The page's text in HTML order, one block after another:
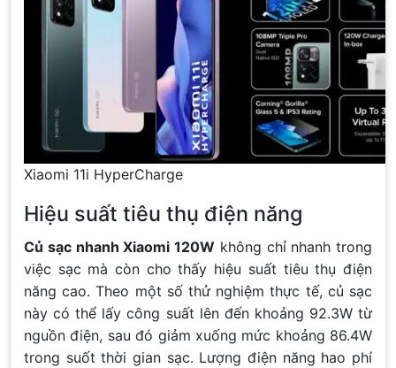
Xiaomi 11i HyperCharge
Hiệu suất tiêu thụ điện năng
Củ sạc nhanh Xiaomi 120W không chỉ nhanh trong
việc sạc mà còn cho thấy hiệu suất tiêu thụ điện
năng cao. Theo một số thử nghiệm thực tế, củ sạc
này có thể lấy công suất lên đến khoảng 92.3W từ
nguồn điện, sau đó giảm xuống mức khoảng 86.4W
trong suốt thời gian sạc. Lượng điện năng hao phí